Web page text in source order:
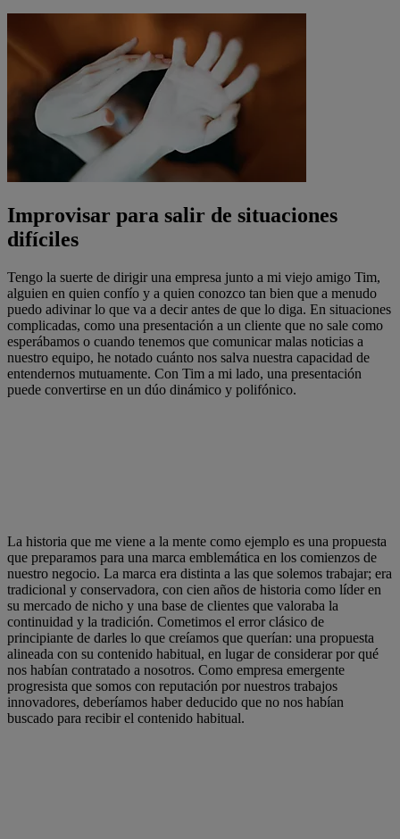
Improvisar para salir de situaciones
difíciles
Tengo la suerte de dirigir una empresa junto a mi viejo amigo Tim,
alguien en quien confío y a quien conozco tan bien que a menudo
puedo adivinar lo que va a decir antes de que lo diga. En situaciones
complicadas, como una presentación a un cliente que no sale como
esperábamos o cuando tenemos que comunicar malas noticias a
nuestro equipo, he notado cuánto nos salva nuestra capacidad de
entendernos mutuamente. Con Tim a mi lado, una presentación
puede convertirse en un dúo dinámico y polifónico.
La historia que me viene a la mente como ejemplo es una propuesta
que preparamos para una marca emblemática en los comienzos de
nuestro negocio. La marca era distinta a las que solemos trabajar; era
tradicional y conservadora, con cien años de historia como líder en
su mercado de nicho y una base de clientes que valoraba la
continuidad y la tradición. Cometimos el error clásico de
principiante de darles lo que creíamos que querían: una propuesta
alineada con su contenido habitual, en lugar de considerar por qué
nos habían contratado a nosotros. Como empresa emergente
progresista que somos con reputación por nuestros trabajos
innovadores, deberíamos haber deducido que no nos habían
buscado para recibir el contenido habitual.